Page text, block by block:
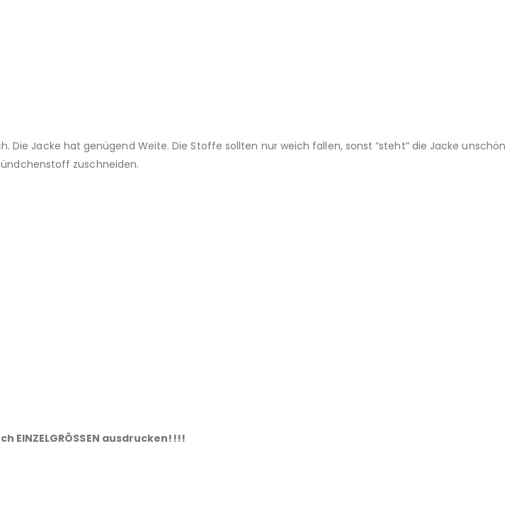
Jacke hat genügend Weite. Die Stoffe sollten nur weich fallen, sonst “steht” die Jacke unschön
zuschneiden.
ausdrucken!!!!